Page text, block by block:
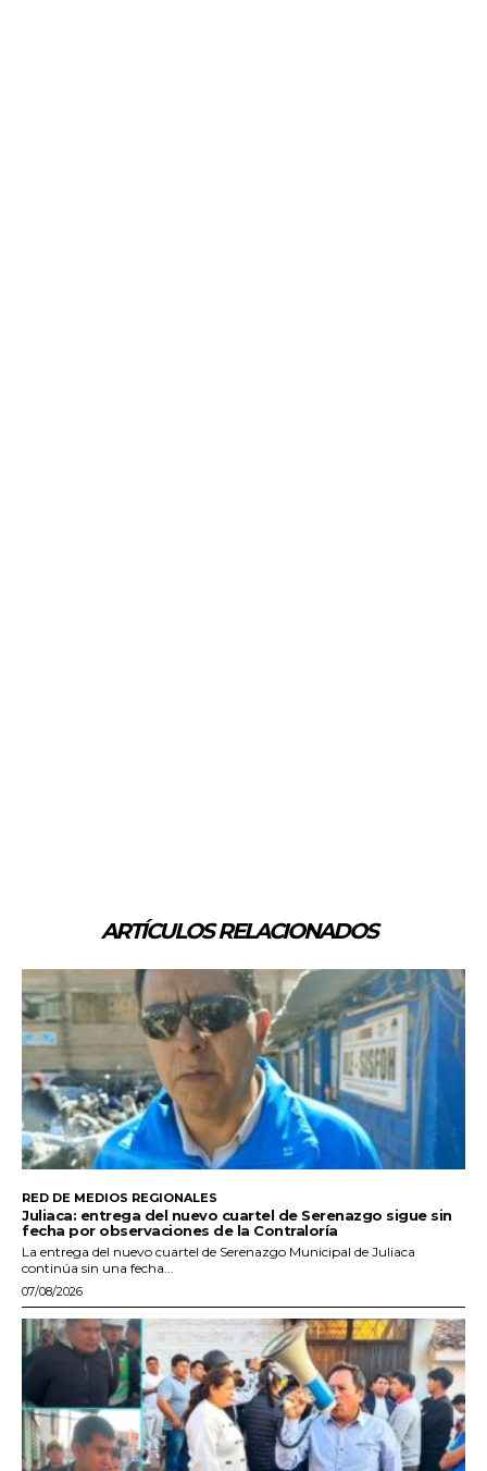
ARTÍCULOS RELACIONADOS
RED DE MEDIOS REGIONALES
Juliaca: entrega del nuevo cuartel de Serenazgo sigue sin
fecha por observaciones de la Contraloría
La entrega del nuevo cuartel de Serenazgo Municipal de Juliaca
continúa sin una fecha...
07/08/2026